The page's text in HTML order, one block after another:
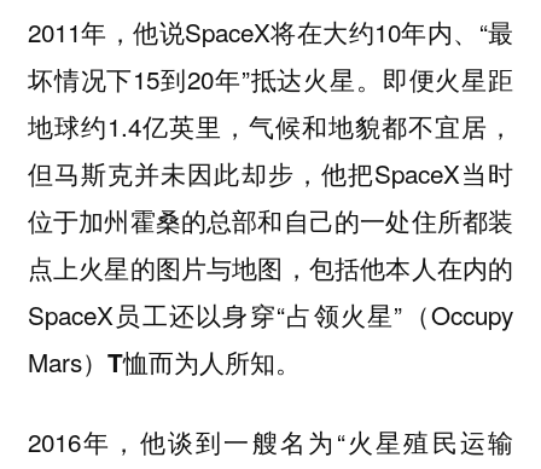
2011年，他说SpaceX将在大约10年内、“最
坏情况下15到20年”抵达火星。即便火星距
地球约1.4亿英里，气候和地貌都不宜居，
但马斯克并未因此却步，他把SpaceX当时
位于加州霍桑的总部和自己的一处住所都装
点上火星的图片与地图，包括他本人在内的
SpaceX员工还以身穿“占领火星”（Occupy
Mars） T恤而为人所知。
2016年，他谈到一艘名为“火星殖民运输